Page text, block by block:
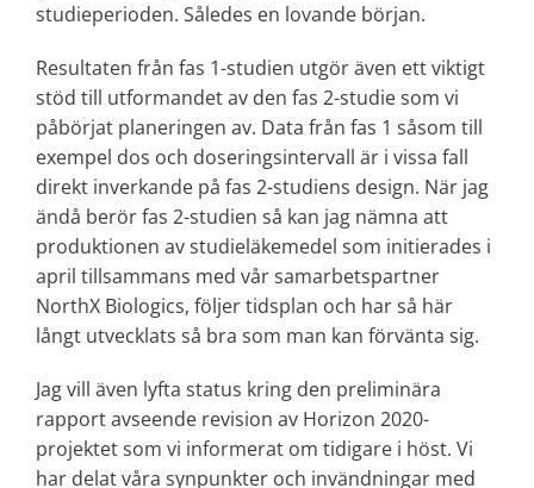
studieperioden. Således en lovande början.
Resultaten från fas 1-studien utgör även ett viktigt
stöd till utformandet av den fas 2-studie som vi
påbörjat planeringen av. Data från fas 1 såsom till
exempel dos och doseringsintervall är i vissa fall
direkt inverkande på fas 2-studiens design. När jag
ändå berör fas 2-studien så kan jag nämna att
produktionen av studieläkemedel som initierades i
april tillsammans med vår samarbetspartner
NorthX Biologics, följer tidsplan och har så här
långt utvecklats så bra som man kan förvänta sig.
Jag vill även lyfta status kring den preliminära
rapport avseende revision av Horizon 2020-
projektet som vi informerat om tidigare i höst. Vi
har delat våra synpunkter och invändningar med